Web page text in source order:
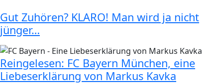
Gut Zuhören? KLARO! Man wird ja nicht
jünger…
Reingelesen: FC Bayern München, eine
Liebeserklärung von Markus Kavka